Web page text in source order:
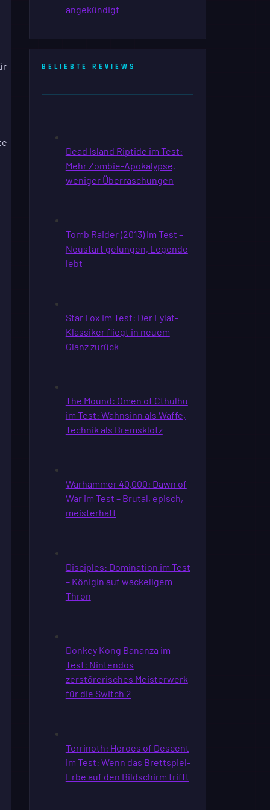
BELIEBTE REVIEWS